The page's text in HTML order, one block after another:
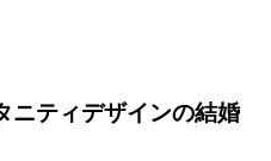
ニティデザインの結婚